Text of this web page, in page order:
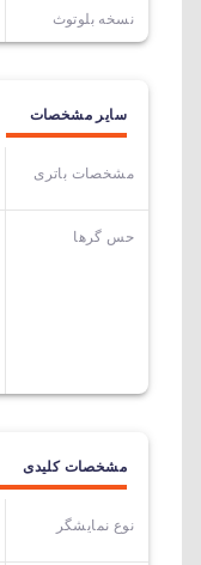
نسخه بلوتوث
سایر مشخصات
مشخصات باتری
حس گرها
مشخصات کلیدی
نوع نمایشگر